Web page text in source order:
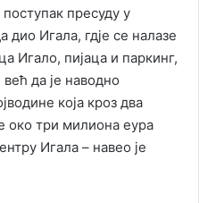
пресуду у
дио Игала, гдје се налазе
Игало, пијаца и паркинг,
да је наводно
која кроз два
око три милиона еура
Игала – навео је